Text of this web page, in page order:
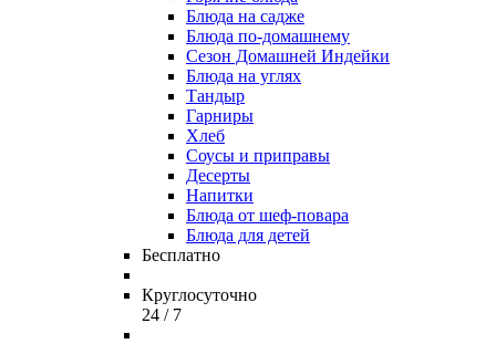
Блюда на садже
Блюда по-домашнему
Сезон Домашней Индейки
Блюда на углях
Тандыр
Гарниры
Хлеб
Соусы и приправы
Десерты
Напитки
Блюда от шеф-повара
Блюда для детей
Бесплатно
Круглосуточно
24 / 7